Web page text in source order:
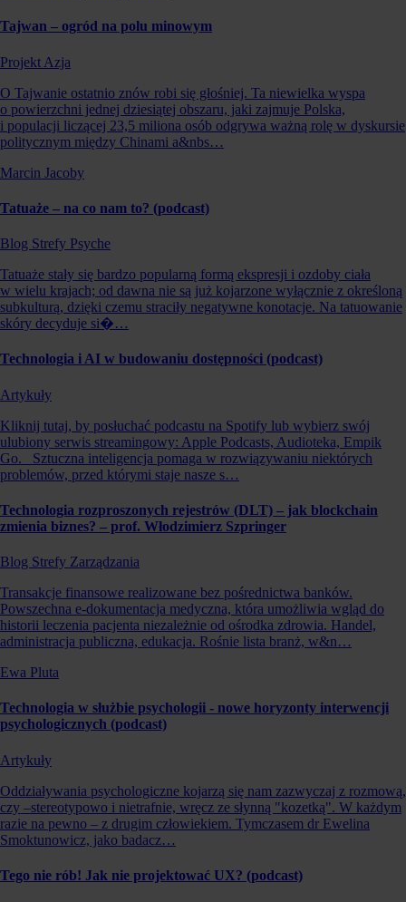
Tajwan – ogród na polu minowym
Projekt Azja
O Tajwanie ostatnio znów robi się głośniej. Ta niewielka wyspa
o powierzchni jednej dziesiątej obszaru, jaki zajmuje Polska,
i populacji liczącej 23,5 miliona osób odgrywa ważną rolę w dyskursie
politycznym między Chinami a&nbs…
Marcin Jacoby
Tatuaże – na co nam to? (podcast)
Blog Strefy Psyche
Tatuaże stały się bardzo popularną formą ekspresji i ozdoby ciała
w wielu krajach; od dawna nie są już kojarzone wyłącznie z określoną
subkulturą, dzięki czemu straciły negatywne konotacje. Na tatuowanie
skóry decyduje si�…
Technologia i AI w budowaniu dostępności (podcast)
Artykuły
Kliknij tutaj, by posłuchać podcastu na Spotify lub wybierz swój
ulubiony serwis streamingowy: Apple Podcasts, Audioteka, Empik
Go. Sztuczna inteligencja pomaga w rozwiązywaniu niektórych
problemów, przed którymi staje nasze s…
Technologia rozproszonych rejestrów (DLT) – jak blockchain
zmienia biznes? – prof. Włodzimierz Szpringer
Blog Strefy Zarządzania
Transakcje finansowe realizowane bez pośrednictwa banków.
Powszechna e-dokumentacja medyczna, która umożliwia wgląd do
historii leczenia pacjenta niezależnie od ośrodka zdrowia. Handel,
administracja publiczna, edukacja. Rośnie lista branż, w&n…
Ewa Pluta
Technologia w służbie psychologii - nowe horyzonty interwencji
psychologicznych (podcast)
Artykuły
Oddziaływania psychologiczne kojarzą się nam zazwyczaj z rozmową,
czy –stereotypowo i nietrafnie, wręcz ze słynną "kozetką". W każdym
razie na pewno – z drugim człowiekiem. Tymczasem dr Ewelina
Smoktunowicz, jako badacz…
Tego nie rób! Jak nie projektować UX? (podcast)